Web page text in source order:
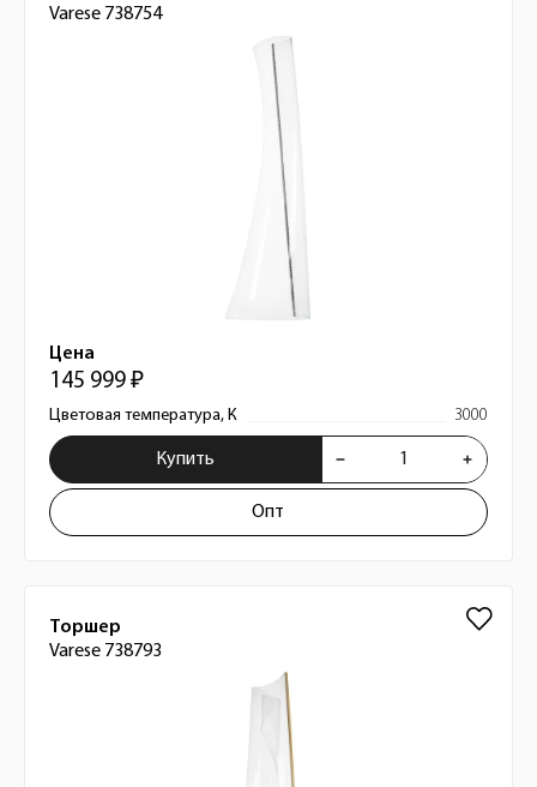
Varese 738754
Цена
145 999 ₽
Цветовая температура, К 3000
Купить
Опт
Торшер
Varese 738793